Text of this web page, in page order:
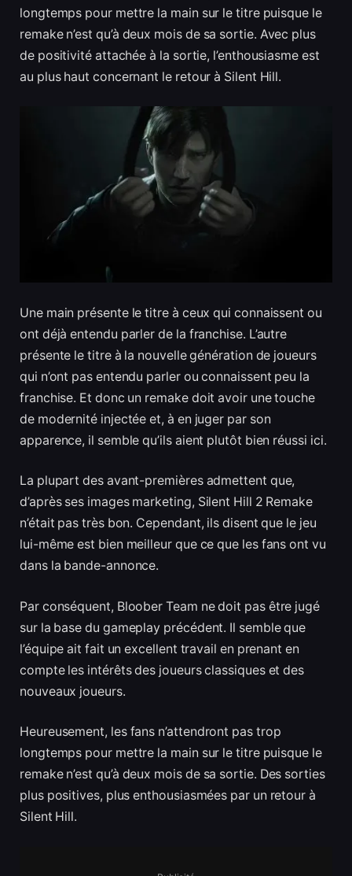
longtemps pour mettre la main sur le titre puisque le
remake n’est qu’à deux mois de sa sortie. Avec plus
de positivité attachée à la sortie, l’enthousiasme est
au plus haut concernant le retour à Silent Hill.
Une main présente le titre à ceux qui connaissent ou
ont déjà entendu parler de la franchise. L’autre
présente le titre à la nouvelle génération de joueurs
qui n’ont pas entendu parler ou connaissent peu la
franchise. Et donc un remake doit avoir une touche
de modernité injectée et, à en juger par son
apparence, il semble qu’ils aient plutôt bien réussi ici.
La plupart des avant-premières admettent que,
d’après ses images marketing, Silent Hill 2 Remake
n’était pas très bon. Cependant, ils disent que le jeu
lui-même est bien meilleur que ce que les fans ont vu
dans la bande-annonce.
Par conséquent, Bloober Team ne doit pas être jugé
sur la base du gameplay précédent. Il semble que
l’équipe ait fait un excellent travail en prenant en
compte les intérêts des joueurs classiques et des
nouveaux joueurs.
Heureusement, les fans n’attendront pas trop
longtemps pour mettre la main sur le titre puisque le
remake n’est qu’à deux mois de sa sortie. Des sorties
plus positives, plus enthousiasmées par un retour à
Silent Hill.